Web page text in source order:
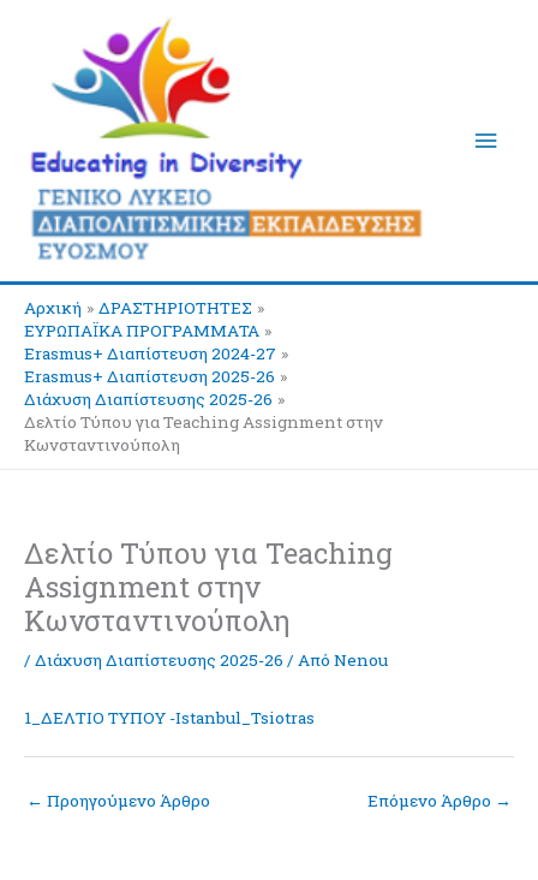
περιεχόμενο
Αρχική
ΔΡΑΣΤΗΡΙΟΤΗΤΕΣ
ΕΥΡΩΠΑΪΚΑ ΠΡΟΓΡΑΜΜΑΤΑ
Erasmus+ Διαπίστευση 2024-27
Erasmus+ Διαπίστευση 2025-26
Διάχυση Διαπίστευσης 2025-26
Δελτίο Τύπου για Teaching Assignment στην
Κωνσταντινούπολη
Δελτίο Τύπου για Teaching
Assignment στην
Κωνσταντινούπολη
/ Διάχυση Διαπίστευσης 2025-26 / Από Nenou
1_ΔΕΛΤΙΟ ΤΥΠΟΥ -Istanbul_Tsiotras
← Προηγούμενο Άρθρο Επόμενο Άρθρο →